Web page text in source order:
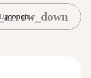
Uijeongbu